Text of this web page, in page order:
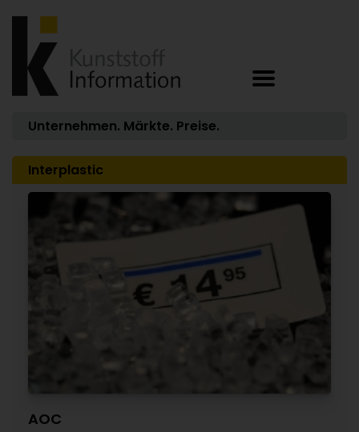
Unternehmen. Märkte. Preise.
Interplastic
AOC